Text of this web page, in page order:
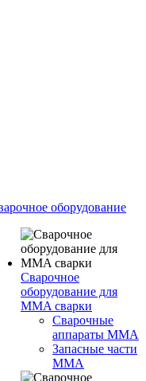
оборудование
Сварочное
оборудование для
MMA сварки
Сварочные
аппараты MMA
Запасные части
MMA